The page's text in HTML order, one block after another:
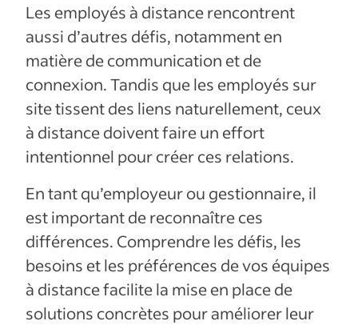
Les employés à distance rencontrent
aussi d’autres défis, notamment en
matière de communication et de
connexion. Tandis que les employés sur
site tissent des liens naturellement, ceux
à distance doivent faire un effort
intentionnel pour créer ces relations.
En tant qu’employeur ou gestionnaire, il
est important de reconnaître ces
différences. Comprendre les défis, les
besoins et les préférences de vos équipes
à distance facilite la mise en place de
solutions concrètes pour améliorer leur